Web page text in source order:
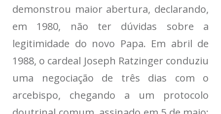
demonstrou maior abertura, declarando,
em 1980, não ter dúvidas sobre a
legitimidade do novo Papa. Em abril de
1988, o cardeal Joseph Ratzinger conduziu
uma negociação de três dias com o
arcebispo, chegando a um protocolo